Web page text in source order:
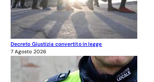
Decreto Giustizia convertito in legge
7 Agosto 2026